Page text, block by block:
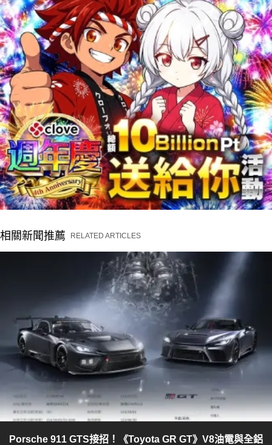
相關新聞推薦 RELATED ARTICLES
Porsche 911 GTS接招！《Toyota GR GT》V8油電與全鋁